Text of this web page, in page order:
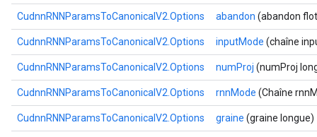
CudnnRNNParamsToCanonicalV2.Options abandon (abandon
CudnnRNNParamsToCanonicalV2.Options inputMode (chaîne
CudnnRNNParamsToCanonicalV2.Options numProj (numProj
CudnnRNNParamsToCanonicalV2.Options rnnMode (Chaîne
CudnnRNNParamsToCanonicalV2.Options graine (graine longue)